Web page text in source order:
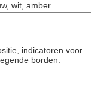
wit, amber
indicatoren voor
borden.